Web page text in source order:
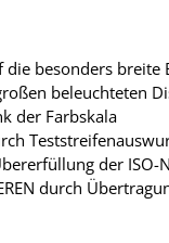
die besonders
beleuchteten
der Farbskala
der
durch